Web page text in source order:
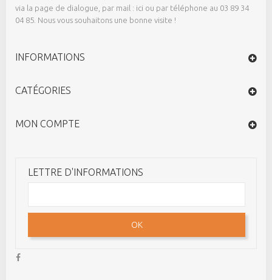
via la page de dialogue, par mail : ici ou par téléphone au 03 89 34
04 85. Nous vous souhaitons une bonne visite !
INFORMATIONS
CATÉGORIES
MON COMPTE
LETTRE D'INFORMATIONS
OK